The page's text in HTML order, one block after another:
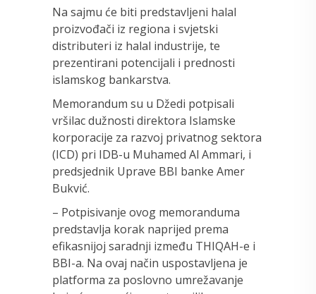
Na sajmu će biti predstavljeni halal
proizvođači iz regiona i svjetski
distributeri iz halal industrije, te
prezentirani potencijali i prednosti
islamskog bankarstva.
Memorandum su u Džedi potpisali
vršilac dužnosti direktora Islamske
korporacije za razvoj privatnog sektora
(ICD) pri IDB-u Muhamed Al Ammari, i
predsjednik Uprave BBI banke Amer
Bukvić.
– Potpisivanje ovog memoranduma
predstavlja korak naprijed prema
efikasnijoj saradnji između THIQAH-e i
BBI-a. Na ovaj način uspostavljena je
platforma za poslovno umrežavanje